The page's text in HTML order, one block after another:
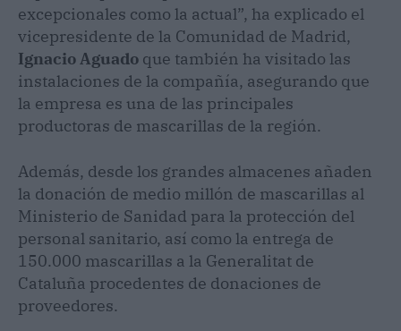
excepcionales como la actual”, ha explicado el
vicepresidente de la Comunidad de Madrid,
Ignacio Aguado que también ha visitado las
instalaciones de la compañía, asegurando que
la empresa es una de las principales
productoras de mascarillas de la región.
Además, desde los grandes almacenes añaden
la donación de medio millón de mascarillas al
Ministerio de Sanidad para la protección del
personal sanitario, así como la entrega de
150.000 mascarillas a la Generalitat de
Cataluña procedentes de donaciones de
proveedores.